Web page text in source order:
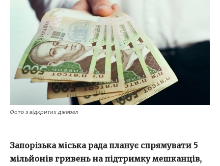
Фото з відкритих джерел
Запорізька міська рада планує спрямувати 5
мільйонів гривень на підтримку мешканців,